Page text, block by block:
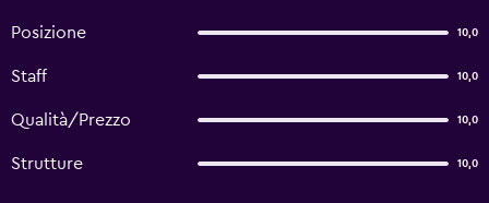
Posizione 10,0
Staff 10,0
Qualità/Prezzo 10,0
Strutture 10,0